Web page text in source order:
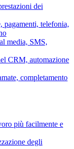
dei
pagamenti, telefonia,
media, SMS,
CRM, automazione
completamento
più facilmente e
degli